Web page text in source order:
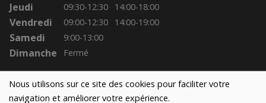
Nous utilisons sur ce site des cookies pour faciliter votre
navigation et améliorer votre expérience.
Jeudi 09:30-12:30 14:00-18:00
Vendredi 09:00-12:30 14:00-19:00
Samedi 9:00-13:00
Dimanche Fermé